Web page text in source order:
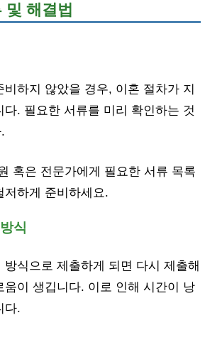
및 해결법
비하지 않았을 경우, 이혼 절차가 지
다. 필요한 서류를 미리 확인하는 것
혹은 전문가에게 필요한 서류 목록
저하게 준비하세요.
식
방식으로 제출하게 되면 다시 제출해
움이 생깁니다. 이로 인해 시간이 낭
다.